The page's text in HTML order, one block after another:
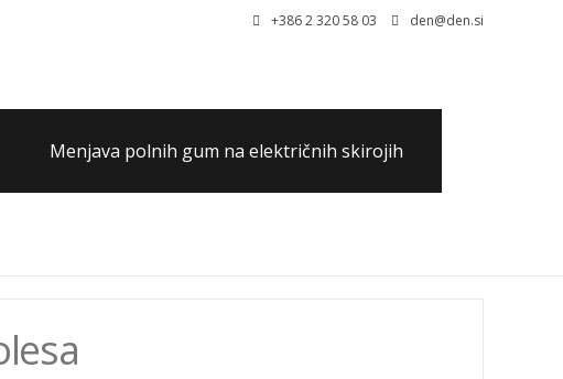
+386 2 320 58 03 den@den.si
Menjava polnih gum na električnih skirojih